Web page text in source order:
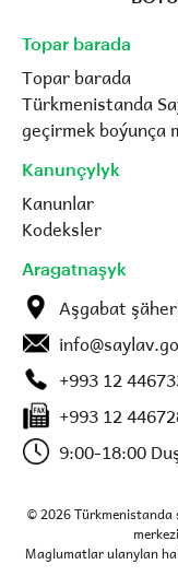
Topar barada
Topar barada
Türkmenistanda
geçirmek boýunça
Kanunçylyk
Kanunlar
Kodeksler
Aragatnaşyk
Aşgabat
+993 12
+993 12
9:00-18:00
© 2026 Türkmenistanda
Maglumatlar ulanylan